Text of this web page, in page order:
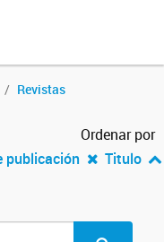
Revistas
Ordenar por
publicación
Titulo